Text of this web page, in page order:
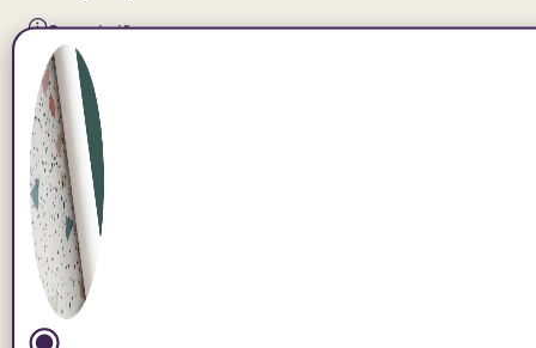
Saznaj više